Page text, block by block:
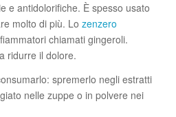
e antidolorifiche. È spesso usato
molto di più. Lo zenzero
chiamati gingeroli.
ridurre il dolore.
spremerlo negli estratti
nelle zuppe o in polvere nei